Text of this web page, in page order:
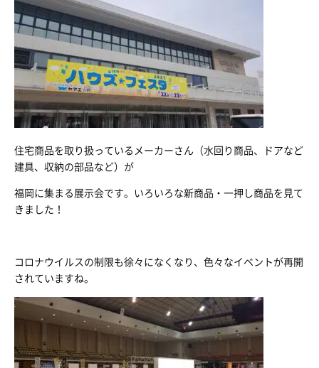
住宅商品を取り扱っているメーカーさん（水回り商品、ドアなど
建具、収納の部品など）が
福岡に集まる展示会です。いろいろな新商品・一押し商品を見て
きました！
コロナウイルスの制限も徐々になくなり、色々なイベントが再開
されていますね。